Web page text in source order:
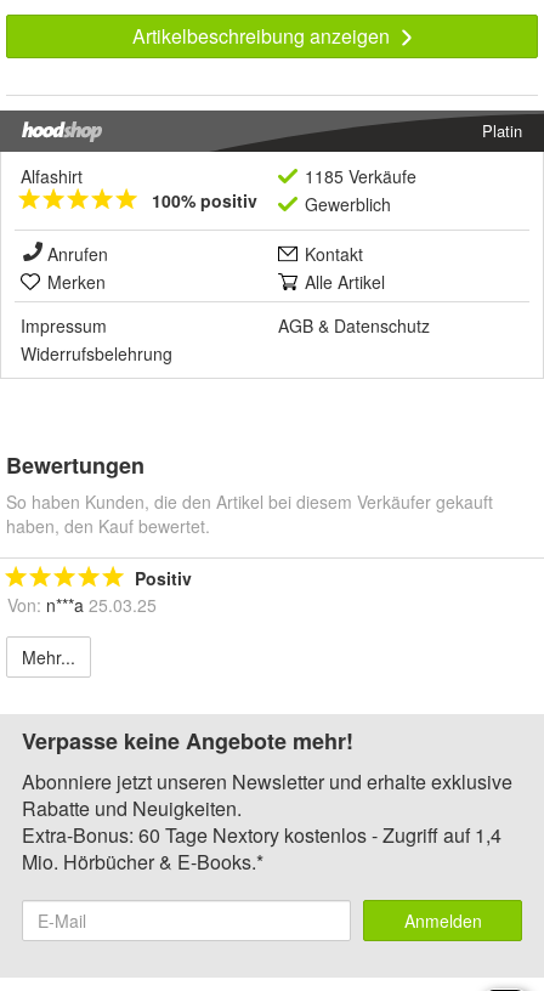
Artikelbeschreibung anzeigen
Platin
Alfashirt
100% positiv
1185 Verkäufe
Gewerblich
Anrufen
Kontakt
Merken
Alle Artikel
Impressum
AGB & Datenschutz
Widerrufsbelehrung
Bewertungen
So haben Kunden, die den Artikel bei diesem Verkäufer gekauft
haben, den Kauf bewertet.
Positiv
Von: n***a 25.03.25
Mehr...
Verpasse keine Angebote mehr!
Abonniere jetzt unseren Newsletter und erhalte exklusive
Rabatte und Neuigkeiten.
Extra-Bonus: 60 Tage Nextory kostenlos - Zugriff auf 1,4
Mio. Hörbücher & E-Books.*
Anmelden